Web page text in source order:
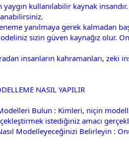
yaygın kullanılabilir kaynak
yanılmaya gerek kalmadan
sizin güven kaynağız olur.
insanların kahramanları, zeki
NASIL YAPILIR
Bulun : Kimleri, niçin
istediğiniz amacı
Modelleyeceğinizi Belirleyin :